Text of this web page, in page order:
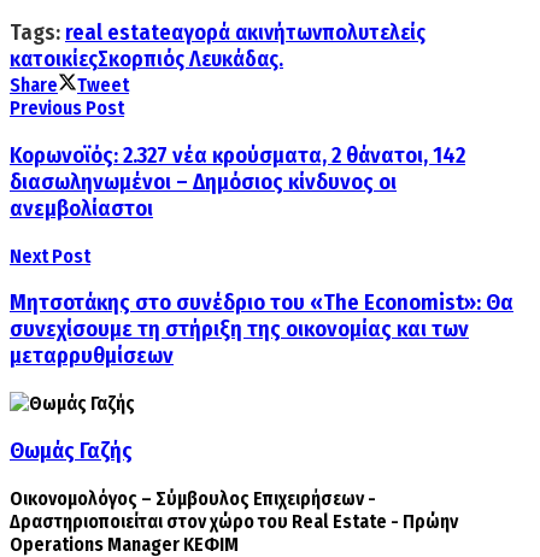
Tags: real estateαγορά ακινήτωνπολυτελείς
κατοικίεςΣκορπιός Λευκάδας.
Share
Tweet
Previous Post
Κορωνοϊός: 2.327 νέα κρούσματα, 2 θάνατοι, 142
διασωληνωμένοι – Δημόσιος κίνδυνος οι
ανεμβολίαστοι
Next Post
Μητσοτάκης στο συνέδριο του «The Economist»: Θα
συνεχίσουμε τη στήριξη της οικονομίας και των
μεταρρυθμίσεων
Θωμάς Γαζής
Οικονομολόγος – Σύμβουλος Επιχειρήσεων -
Δραστηριοποιείται στον χώρο του Real Estate - Πρώην
Operations Manager ΚΕΦΙΜ